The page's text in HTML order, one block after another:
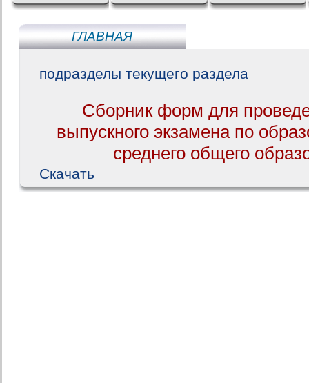
ГЛАВНАЯ
подразделы текущего раздела
Сборник форм для
выпускного экзамена по
среднего общего
Скачать